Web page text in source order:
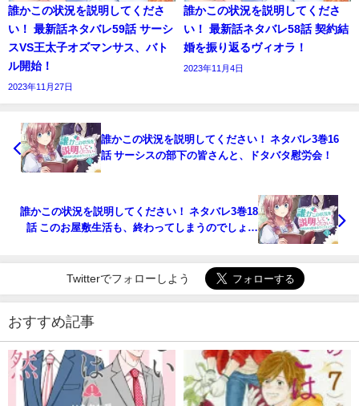
誰かこの状況を説明してくださ
い！ 最新話ネタバレ59話 サーシ
スVS王太子オズマンサス、バト
ル開始！
2023年11月27日
誰かこの状況を説明してくださ
い！ 最新話ネタバレ58話 契約結
婚を振り返るヴィオラ！
2023年11月4日
誰かこの状況を説明してください！ ネタバレ3巻16
話 サーシスの部下の皆さんと、ドタバタ慰労会！
誰かこの状況を説明してください！ ネタバレ3巻18
話 このお屋敷生活も、終わってしまうのでしょう
Twitterでフォローしよう
おすすめ記事